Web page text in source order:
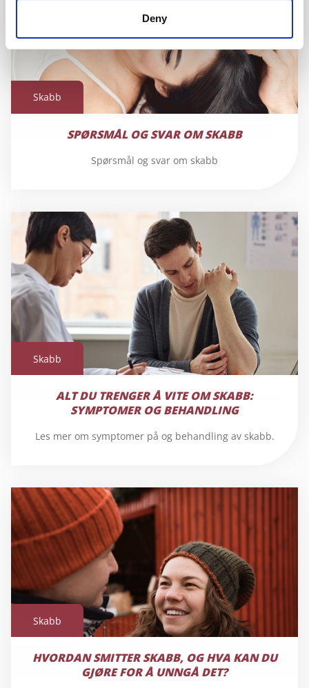
Deny
Skabb
SPØRSMÅL OG SVAR OM SKABB
Spørsmål og svar om skabb
Skabb
ALT DU TRENGER Å VITE OM SKABB:
SYMPTOMER OG BEHANDLING
Les mer om symptomer på og behandling av skabb.
Skabb
Skabb
HVORDAN SMITTER SKABB, OG HVA KAN DU
GJØRE FOR Å UNNGÅ DET?